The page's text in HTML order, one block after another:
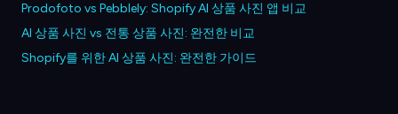
Prodofoto vs Pebblely: Shopify AI 상품 사진 앱 비교
AI 상품 사진 vs 전통 상품 사진: 완전한 비교
Shopify를 위한 AI 상품 사진: 완전한 가이드